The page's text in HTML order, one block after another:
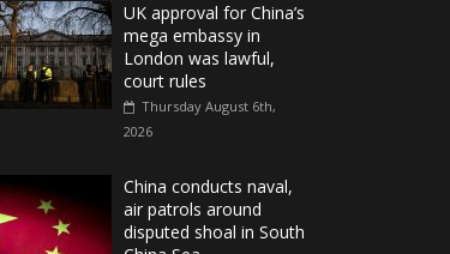
UK approval for China’s
mega embassy in
London was lawful,
court rules
Thursday August 6th,
2026
China conducts naval,
air patrols around
disputed shoal in South